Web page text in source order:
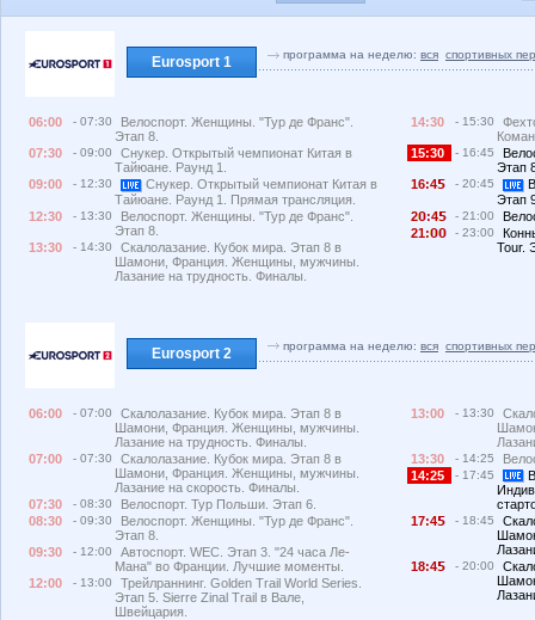
Eurosport 1 программа на неделю: вся спортивных
06:00 - 07:30
Велоспорт. Женщины. "Тур де Франс".
Этап 8.
07:30
- 09:00
Снукер. Открытый чемпионат Китая в
Тайюане. Раунд 1.
09:00
- 12:30
Снукер. Открытый чемпионат Китая в
Тайюане. Раунд 1. Прямая трансляция.
12:30
- 13:30
Велоспорт. Женщины. "Тур де Франс".
Этап 8.
13:30
- 14:30
Скалолазание. Кубок мира. Этап 8 в
Шамони, Франция. Женщины, мужчины.
Лазание на трудность. Финалы.
14:30 - 15:30
15:30
- 16:45
Этап
16:4
- 20:45
Этап
2
:4 - 21:00
21:
- 23:00
Tour.
Eurosport 2 программа на неделю: вся спортивных
06:00 - 07:00
Скалолазание. Кубок мира. Этап 8 в
Шамони, Франция. Женщины, мужчины.
Лазание на трудность. Финалы.
07:00
- 07:30
Скалолазание. Кубок мира. Этап 8 в
Шамони, Франция. Женщины, мужчины.
Лазание на скорость. Финалы.
07:30
- 08:30
Велоспорт. Тур Польши. Этап 6.
08:30
- 09:30
Велоспорт. Женщины. "Тур де Франс".
Этап 8.
09:30
- 12:00
Автоспорт. WEC. Этап 3. "24 часа Ле-
Мана" во Франции. Лучшие моменты.
12:00
- 13:00
Трейлраннинг. Golden Trail World Series.
Этап 5. Sierre Zinal Trail в Вале,
Швейцария.
13:00 - 13:30
13:30
- 14:25
14:25
- 17:45
17:4
- 18:45
18:4
- 20:00